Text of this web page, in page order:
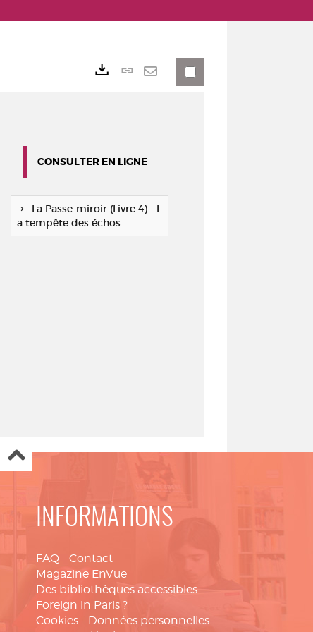
Lien
CONSULTER EN LIGNE
La Passe-miroir (Livre 4) - L
a tempête des échos
INFORMATIONS
FAQ - Contact
Magazine EnVue
Des bibliothèques accessibles
Foreign in Paris ?
Cookies - Données personnelles